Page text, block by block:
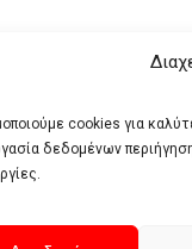
cookies για
δεδομένων